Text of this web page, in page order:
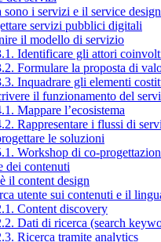
sono i servizi e il service design
servizi pubblici digitali
il modello di servizio
Identificare gli attori
Formulare la proposta di
Inquadrare gli elementi
il funzionamento del
Mappare l’ecosistema
Rappresentare i flussi di
le soluzioni
Workshop di co-
dei contenuti
il content design
utente sui contenuti e il
Content discovery
Dati di ricerca (search
Ricerca tramite analytics